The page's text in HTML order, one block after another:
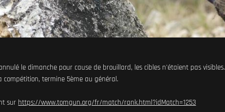
le dimanche pour cause de brouillard, les cibles n'étaient pas visibles.
compétition, termine 5ème au général.
sur https://www.tomgun.org/fr/match/rank.html?idMatch=1253